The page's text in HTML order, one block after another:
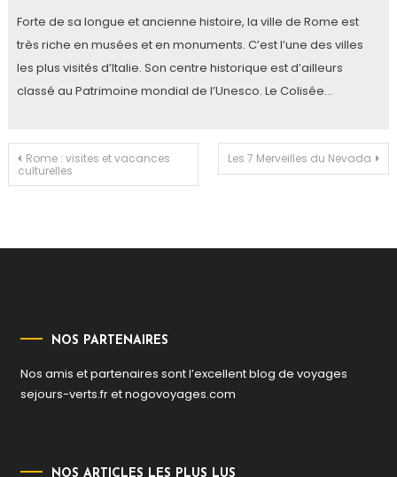
Forte de sa longue et ancienne histoire, la ville de Rome est
très riche en musées et en monuments. C’est l’une des villes
les plus visités d’Italie. Son centre historique est d’ailleurs
classé au Patrimoine mondial de l’Unesco. Le Colisée…
Navigation
l’article
Rome : visites et vacances
culturelles
Les 7 Merveilles du Nevada
NOS PARTENAIRES
Nos amis et partenaires sont l’excellent blog de voyages
sejours-verts.fretnogovoyages.com
NOS ARTICLES LES PLUS LUS